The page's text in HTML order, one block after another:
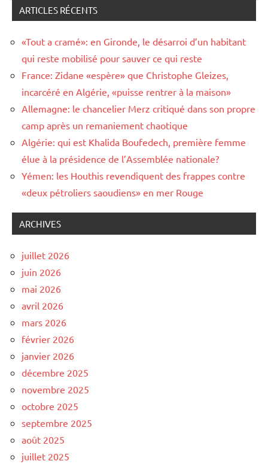
ARTICLES RÉCENTS
«Tout a cramé»: en Gironde, le désarroi d’un habitant
qui reste mobilisé pour sauver ce qui reste
France: Zidane «espère» que Christophe Gleizes,
incarcéré en Algérie, «puisse rentrer à la maison»
Allemagne: le chancelier Merz critiqué dans son propre
camp après un remaniement chaotique
Algérie: qui est Khalida Boufedech, première femme
élue à la présidence de l’Assemblée nationale?
Yémen: les Houthis revendiquent des frappes contre
«deux pétroliers saoudiens» en mer Rouge
ARCHIVES
juillet 2026
juin 2026
mai 2026
avril 2026
mars 2026
février 2026
janvier 2026
décembre 2025
novembre 2025
octobre 2025
septembre 2025
août 2025
juillet 2025